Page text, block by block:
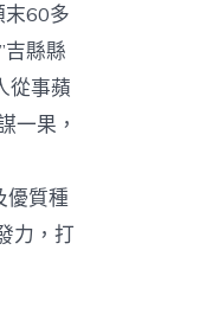
60多
縣縣
從事蘋
一果，
優質種
力，打